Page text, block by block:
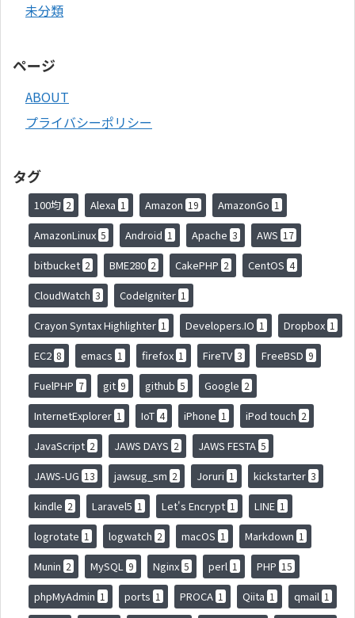
未分類
ページ
ABOUT
プライバシーポリシー
タグ
100均 2 Alexa 1 Amazon 19 AmazonGo 1
AmazonLinux 5 Android 1 Apache 3 AWS 17
bitbucket 2 BME280 2 CakePHP 2 CentOS 4
CloudWatch 3 CodeIgniter 1
Crayon Syntax Highlighter 1 Developers.IO 1 Dropbox 1
EC2 8 emacs 1 firefox 1 FireTV 3 FreeBSD 9
FuelPHP 7 git 9 github 5 Google 2
InternetExplorer 1 IoT 4 iPhone 1 iPod touch 2
JavaScript 2 JAWS DAYS 2 JAWS FESTA 5
JAWS-UG 13 jawsug_sm 2 Joruri 1 kickstarter 3
kindle 2 Laravel5 1 Let's Encrypt 1 LINE 1
logrotate 1 logwatch 2 macOS 1 Markdown 1
Munin 2 MySQL 9 Nginx 5 perl 1 PHP 15
phpMyAdmin 1 ports 1 PROCA 1 Qiita 1 qmail 1